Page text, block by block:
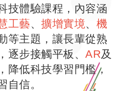
技體驗課程，內容涵
工藝、 擴增實境、 機
等主題，讓長輩從熟
逐步接觸平板、 AR及
降低科技學習門檻，
自信。